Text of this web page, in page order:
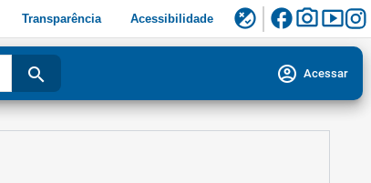
Transparência Acessibilidade flaky facebookphoto_camerasmart_display
search account_circle Acessar